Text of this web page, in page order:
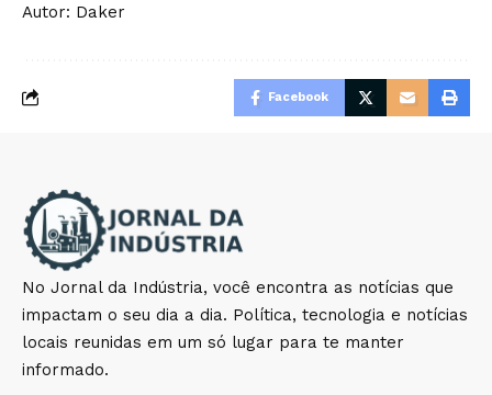
Autor: Daker
Facebook
No Jornal da Indústria, você encontra as notícias que
impactam o seu dia a dia. Política, tecnologia e notícias
locais reunidas em um só lugar para te manter
informado.